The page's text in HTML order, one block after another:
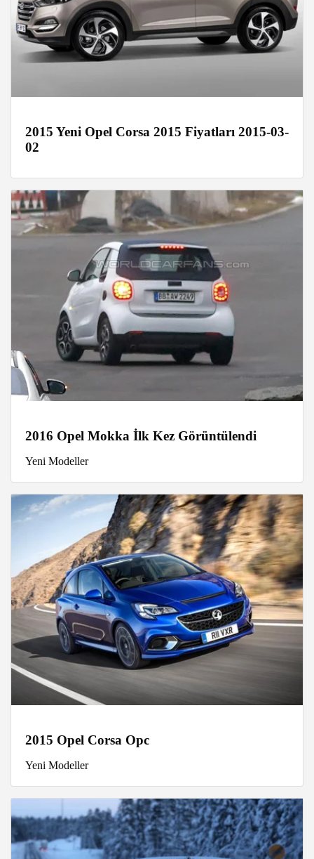
2015 Yeni Opel Corsa 2015 Fiyatları 2015-03-
02
2016 Opel Mokka İlk Kez Görüntülendi
Yeni Modeller
2015 Opel Corsa Opc
Yeni Modeller